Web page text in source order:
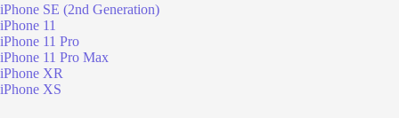
iPhone SE (2nd Generation)
iPhone 11
iPhone 11 Pro
iPhone 11 Pro Max
iPhone XR
iPhone XS